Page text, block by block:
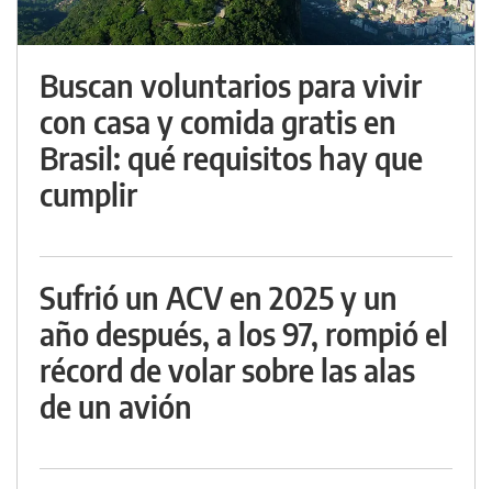
Buscan voluntarios para vivir
con casa y comida gratis en
Brasil: qué requisitos hay que
cumplir
Sufrió un ACV en 2025 y un
año después, a los 97, rompió el
récord de volar sobre las alas
de un avión